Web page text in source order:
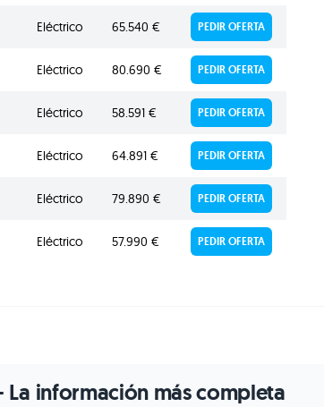
Eléctrico 65.540 € PEDIR OFERTA
Eléctrico 80.690 € PEDIR OFERTA
Eléctrico 58.591 € PEDIR OFERTA
Eléctrico 64.891 € PEDIR OFERTA
Eléctrico 79.890 € PEDIR OFERTA
Eléctrico 57.990 € PEDIR OFERTA
La información más completa